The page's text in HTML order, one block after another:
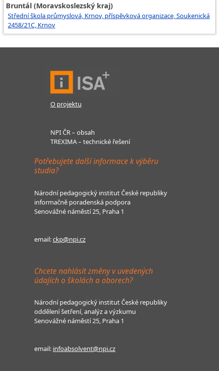
Bruntál (Moravskoslezský kraj)
Střední škola průmyslová, Krnov, příspěvková organizace, Soukenická
2458/21C, Krnov
O projektu
NPI ČR – obsah
TREXIMA – technické řešení
Potřebujete další informace k výběru
studia?
Národní pedagogický institut České republiky
informačně poradenská podpora
Senovážné náměstí 25, Praha 1
email:ckp@npi.cz
Chcete nahlásit změny v uvedených
údajích o školách a oborech?
Národní pedagogický institut České republiky
oddělení šetření, analýz a výzkumu
Senovážné náměstí 25, Praha 1
email: infoabsolvent@npi.cz